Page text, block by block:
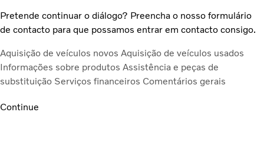
Pretende continuar o diálogo? Preencha o nosso formulário
de contacto para que possamos entrar em contacto consigo.
Aquisição de veículos novos Aquisição de veículos usados
Informações sobre produtos Assistência e peças de
substituição Serviços financeiros Comentários gerais
Continue